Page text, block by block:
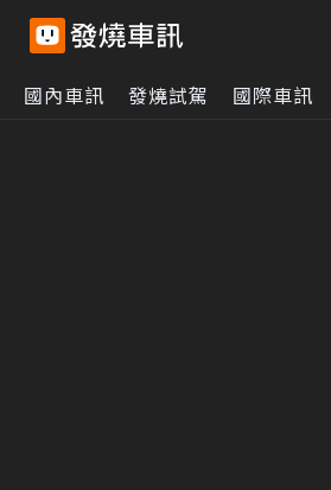
國內車訊 發燒試駕 國際車訊